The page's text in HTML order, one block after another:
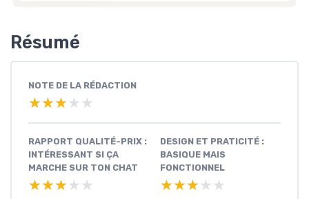
Résumé
NOTE DE LA RÉDACTION
★★★★★
★★★★★
RAPPORT QUALITÉ-PRIX :
INTÉRESSANT SI ÇA
MARCHE SUR TON CHAT
★★★★★
★★★★★
DESIGN ET PRATICITÉ :
BASIQUE MAIS
FONCTIONNEL
★★★★★
★★★★★